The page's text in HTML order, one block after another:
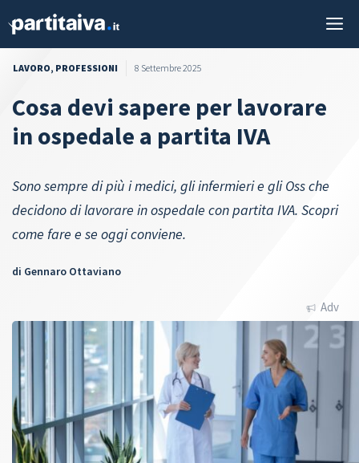
LAVORO, PROFESSIONI 8 Settembre 2025
Cosa devi sapere per lavorare
in ospedale a partita IVA
Sono sempre di più i medici, gli infermieri e gli Oss che
decidono di lavorare in ospedale con partita IVA. Scopri
come fare e se oggi conviene.
di Gennaro Ottaviano
Adv